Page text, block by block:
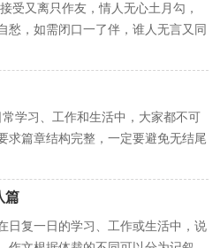
受又离只作友，情人无心土月勾，
愁，如需闭口一了伴，谁人无言又同
不归，怀念昔日空费心，云破月...
学习、工作和生活中，大家都不可
求篇章结构完整，一定要避免无结尾
么写的呢？下面是小编...
篇
日复一日的学习、工作或生活中，说